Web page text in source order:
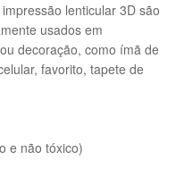
lenticular 3D são
usados em
decoração, como ímã de
favorito, tapete de
e não tóxico)